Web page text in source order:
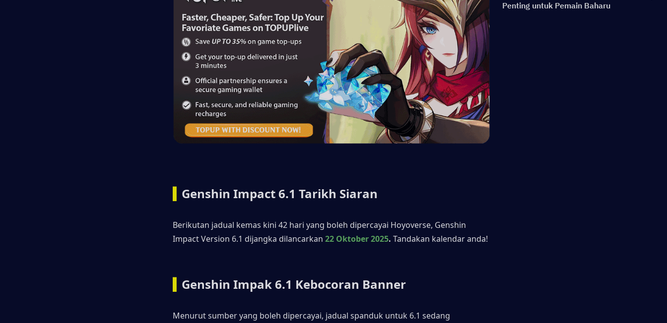
Genshin Impact 6.1 Tarikh Siaran
Berikutan jadual kemas kini 42 hari yang boleh dipercayai Hoyoverse, Genshin
Impact Version 6.1 dijangka dilancarkan 22 Oktober 2025. Tandakan kalendar anda!
Genshin Impak 6.1 Kebocoran Banner
Menurut sumber yang boleh dipercayai, jadual spanduk untuk 6.1 sedang
Penting untuk Pemain Baharu